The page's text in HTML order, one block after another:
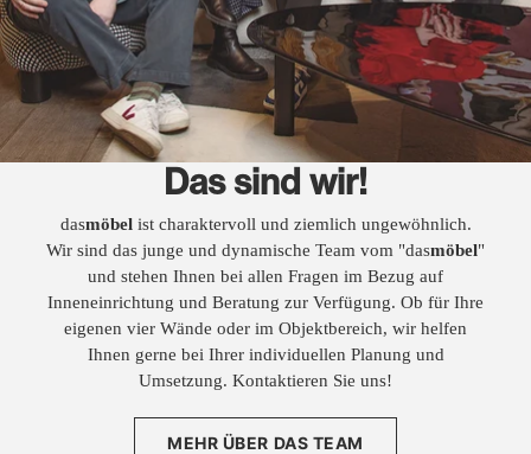
Das sind wir!
dasmöbelist charaktervoll und ziemlich ungewöhnlich.
Wir sind das junge und dynamische Team vom "dasmöbel"
und stehen Ihnen bei allen Fragen im Bezug auf
Inneneinrichtung und Beratung zur Verfügung. Ob für Ihre
eigenen vier Wände oder im Objektbereich, wir helfen
Ihnen gerne bei Ihrer individuellen Planung und
Umsetzung. Kontaktieren Sie uns!
MEHR ÜBER DAS TEAM